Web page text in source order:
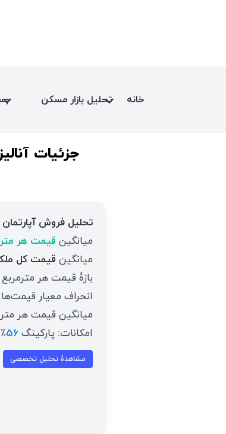
خانه تحلیل بازار مسکن
جزئیات
تحلیل فروش
میانگین قیمت هر
میانگین قیمت کل
بازهٔ قیمت هر مترمربع
انحراف معیار قیمت‌ها:
میانگین قیمت هر
امکانات: پارکینگ 56
مشاهدهٔ تحلیل تخصصی